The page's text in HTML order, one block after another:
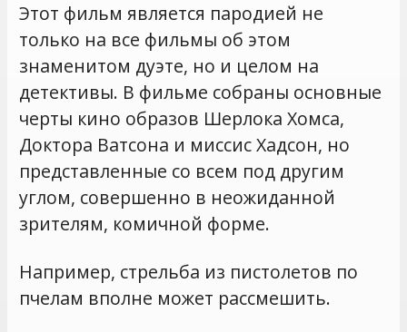
Этот фильм является пародией не
только на все фильмы об этом
знаменитом дуэте, но и целом на
детективы. В фильме собраны основные
черты кино образов Шерлока Хомса,
Доктора Ватсона и миссис Хадсон, но
представленные со всем под другим
углом, совершенно в неожиданной
зрителям, комичной форме.
Например, стрельба из пистолетов по
пчелам вполне может рассмешить.